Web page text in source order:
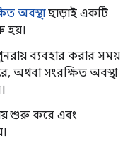
অবস্থাছাড়াই একটি
হয়।
ব্যবহার করার সময়
অথবা সংরক্ষিত অবস্থা
শুরু করে এবং